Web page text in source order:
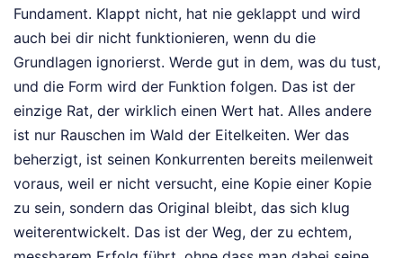
Fundament. Klappt nicht, hat nie geklappt und wird
auch bei dir nicht funktionieren, wenn du die
Grundlagen ignorierst. Werde gut in dem, was du tust,
und die Form wird der Funktion folgen. Das ist der
einzige Rat, der wirklich einen Wert hat. Alles andere
ist nur Rauschen im Wald der Eitelkeiten. Wer das
beherzigt, ist seinen Konkurrenten bereits meilenweit
voraus, weil er nicht versucht, eine Kopie einer Kopie
zu sein, sondern das Original bleibt, das sich klug
weiterentwickelt. Das ist der Weg, der zu echtem,